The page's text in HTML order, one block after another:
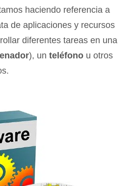
haciendo referencia a
de aplicaciones y recursos
diferentes tareas en una
), un teléfono u otros